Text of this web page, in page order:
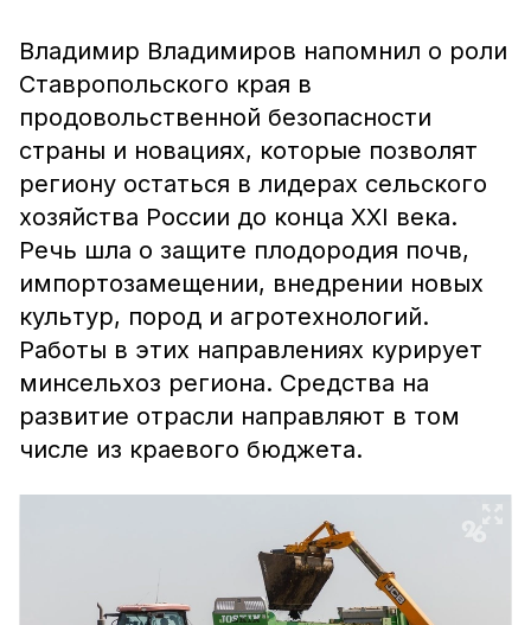
Владимир Владимиров напомнил о роли
Ставропольского края в
продовольственной безопасности
страны и новациях, которые позволят
региону остаться в лидерах сельского
хозяйства России до конца XXI века.
Речь шла о защите плодородия почв,
импортозамещении, внедрении новых
культур, пород и агротехнологий.
Работы в этих направлениях курирует
минсельхоз региона. Средства на
развитие отрасли направляют в том
числе из краевого бюджета.